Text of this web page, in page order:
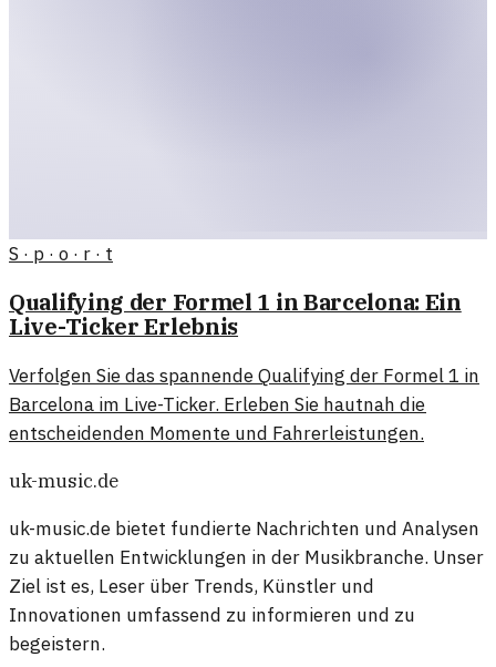
S · p · o · r · t
Qualifying der Formel 1 in Barcelona: Ein
Live-Ticker Erlebnis
Verfolgen Sie das spannende Qualifying der Formel 1 in
Barcelona im Live-Ticker. Erleben Sie hautnah die
entscheidenden Momente und Fahrerleistungen.
uk-music.de
uk-music.de bietet fundierte Nachrichten und Analysen
zu aktuellen Entwicklungen in der Musikbranche. Unser
Ziel ist es, Leser über Trends, Künstler und
Innovationen umfassend zu informieren und zu
begeistern.